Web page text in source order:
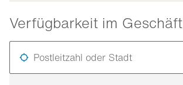
Verfügbarkeit im Geschäft
Postleitzahl oder Stadt